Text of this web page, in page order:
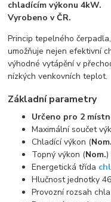
chladícím výkonu 4kW.
Vyrobeno v ČR.
Princip tepelného
umožňuje nejen efektivní
výhodné vytápění v
nízkých venkovních teplot.
Základní parametry
Určeno pro 2
Maximální součet
Chladící výkon (
Topný výkon (Nom.)
Energetická třída
Hlučnost jednotky
Provozní rozsah